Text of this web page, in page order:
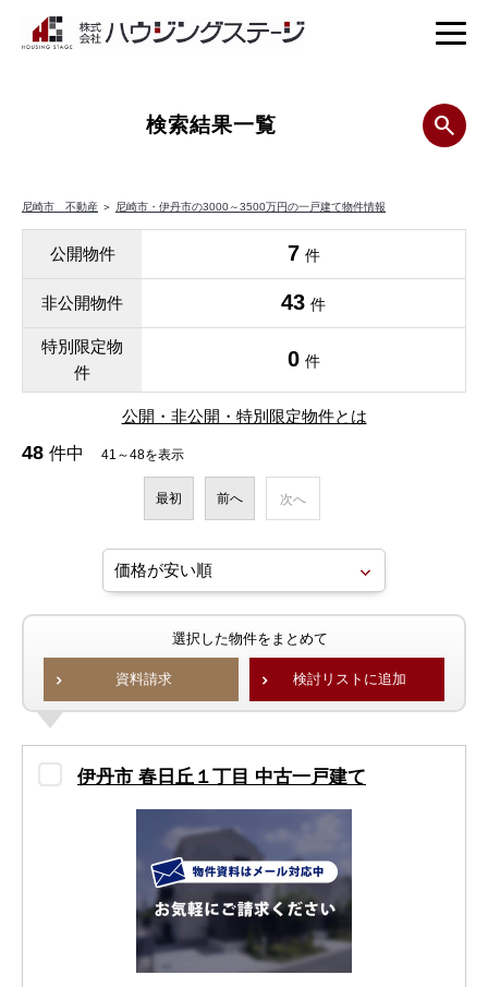
検索結果一覧
尼崎市 不動産 ＞ 尼崎市・伊丹市の3000～3500万円の一戸建て物件情報
公開物件 7 件
非公開物件 43 件
特別限定物
件
0 件
公開・非公開・特別限定物件とは
48 件中 41～48を表示
最初 前へ 次へ
選択した物件をまとめて
資料請求 検討リストに追加
伊丹市 春日丘１丁目 中古一戸建て